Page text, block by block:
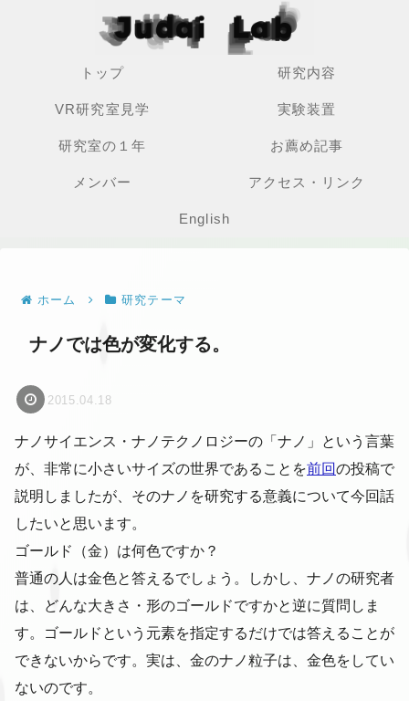
トップ 研究内容
VR研究室見学 実験装置
研究室の１年 お薦め記事
メンバー アクセス・リンク
English
ホーム 研究テーマ
ナノでは色が変化する。
2015.04.18
ナノサイエンス・ナノテクノロジーの「ナノ」という言葉
が、非常に小さいサイズの世界であることを前回の投稿で
説明しましたが、そのナノを研究する意義について今回話
したいと思います。
ゴールド（金）は何色ですか？
普通の人は金色と答えるでしょう。しかし、ナノの研究者
は、どんな大きさ・形のゴールドですかと逆に質問しま
す。ゴールドという元素を指定するだけでは答えることが
できないからです。実は、金のナノ粒子は、金色をしてい
ないのです。